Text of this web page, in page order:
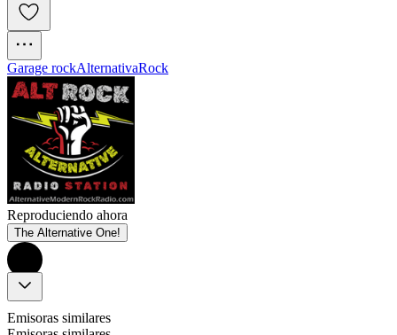
Garage rockAlternativaRock
Reproduciendo ahora
The Alternative One!
Emisoras similares